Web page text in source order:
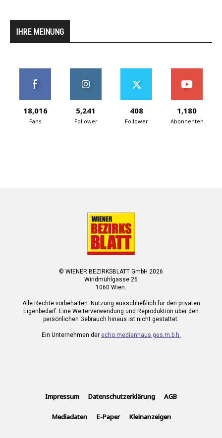
IHRE MEINUNG
18,016
Fans
5,241
Follower
408
Follower
1,180
Abonnenten
© WIENER BEZIRKSBLATT GmbH 2026
Windmühlgasse 26
1060 Wien.
Alle Rechte vorbehalten. Nutzung ausschließlich für den privaten
Eigenbedarf. Eine Weiterverwendung und Reproduktion über den
persönlichen Gebrauch hinaus ist nicht gestattet.
Ein Unternehmen der echo medienhaus ges.m.b.h.
Impressum Datenschutzerklärung AGB
Mediadaten E-Paper Kleinanzeigen